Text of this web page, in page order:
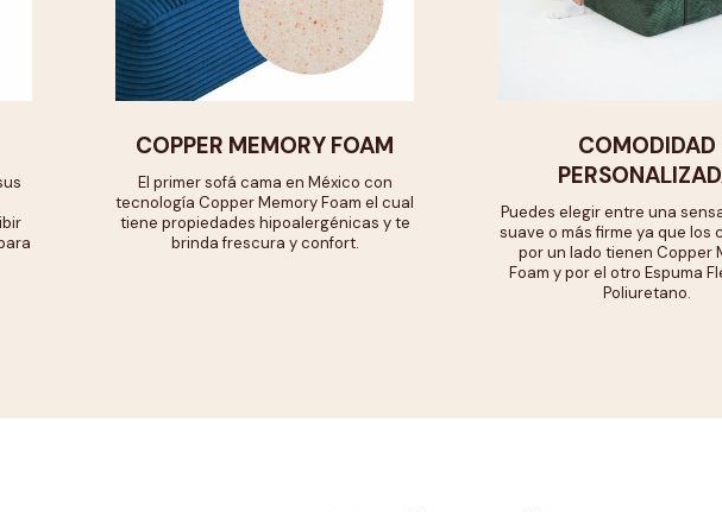
COPPER MEMORY FOAM
El primer sofá cama en México con
tecnología Copper Memory Foam el cual
tiene propiedades hipoalergénicas y te
brinda frescura y confort.
COMODIDAD
Puedes elegir entre una
suave o más firme ya que los
por un lado tienen Copper
Foam y por el otro Espuma
Poliuretano.